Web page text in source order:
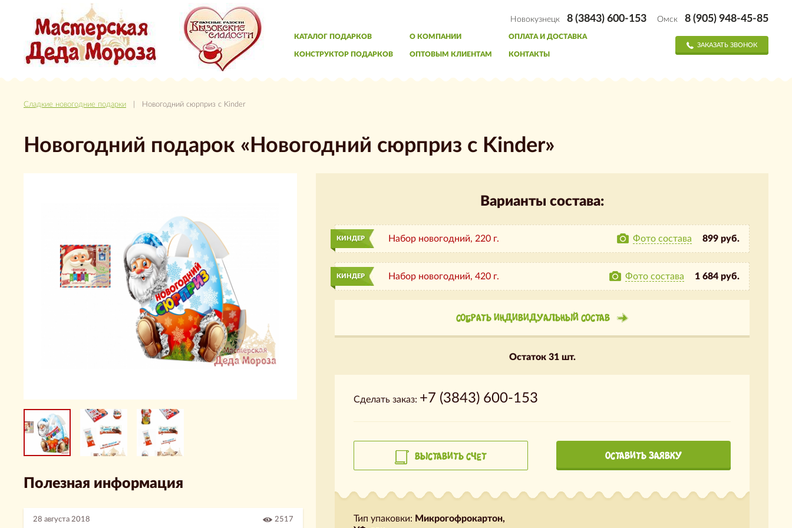
КАТАЛОГ ПОДАРКОВ
КОНСТРУКТОР ПОДАРКОВ
О КОМПАНИИ
ОПТОВЫМ КЛИЕНТАМ
ОПЛАТА И ДОСТАВКА
КОНТАКТЫ
Новокузнецк 8 (3843) 600-153 Омск 8 (905) 948-45-85
ЗАКАЗАТЬ ЗВОНОК
Сладкие новогодние подарки | Новогодний сюрприз с Kinder
Новогодний подарок «Новогодний сюрприз с Kinder»
Варианты состава:
КИНДЕР Набор новогодний, 220 г. 899 руб.
Фото состава
КИНДЕР Набор новогодний, 420 г. 1 684 руб.
Фото состава
СОБРАТЬ ИНДИВИДУАЛЬНЫЙ СОСТАВ
Остаток 31 шт.
Сделать заказ: +7 (3843) 600-153
ВЫСТАВИТЬ СЧЕТ ОСТАВИТЬ ЗАЯВКУ
Тип упаковки: Микрогофрокартон,
Полезная информация
28 августа 2018 2517